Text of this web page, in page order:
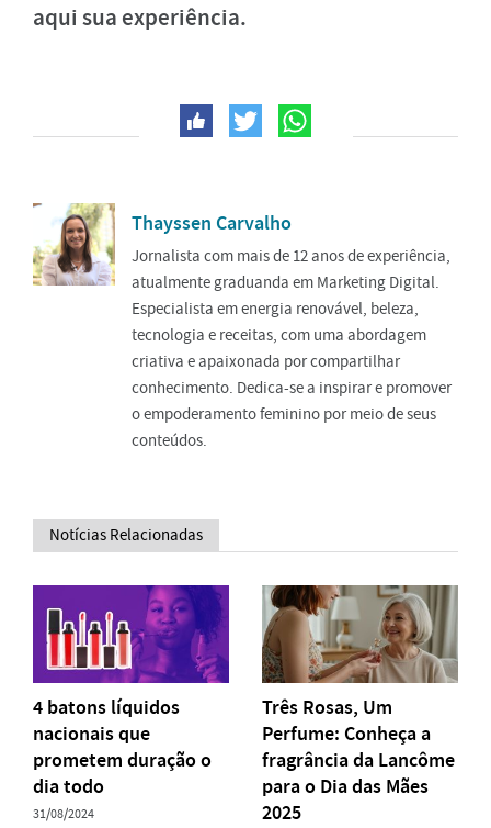
aqui sua experiência.
Thayssen Carvalho
Jornalista com mais de 12 anos de experiência,
atualmente graduanda em Marketing Digital.
Especialista em energia renovável, beleza,
tecnologia e receitas, com uma abordagem
criativa e apaixonada por compartilhar
conhecimento. Dedica-se a inspirar e promover
o empoderamento feminino por meio de seus
conteúdos.
Notícias Relacionadas
4 batons líquidos
nacionais que
prometem duração o
dia todo
31/08/2024
Três Rosas, Um
Perfume: Conheça a
fragrância da Lancôme
para o Dia das Mães
2025